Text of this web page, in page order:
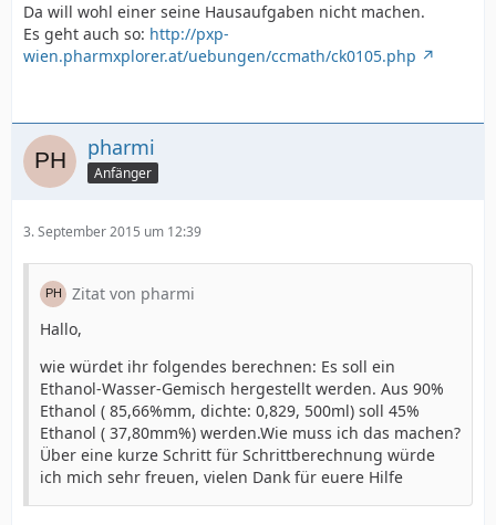
Da will wohl einer seine Hausaufgaben nicht machen.
Es geht auch so: http://pxp-
wien.pharmxplorer.at/uebungen/ccmath/ck0105.php
pharmi
Anfänger
3. September 2015 um 12:39
Zitat von pharmi
Hallo,
wie würdet ihr folgendes berechnen: Es soll ein
Ethanol-Wasser-Gemisch hergestellt werden. Aus 90%
Ethanol ( 85,66%mm, dichte: 0,829, 500ml) soll 45%
Ethanol ( 37,80mm%) werden.Wie muss ich das machen?
Über eine kurze Schritt für Schrittberechnung würde
ich mich sehr freuen, vielen Dank für euere Hilfe